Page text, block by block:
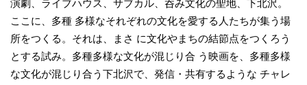
演劇、ライブハウス、サブカル、呑み文化の聖地、下北沢。
ここに、多種 多様なそれぞれの文化を愛する人たちが集う場
所をつくる。それは、まさ に文化やまちの結節点をつくろう
とする試み。多種多様な文化が混じり合 う映画を、多種多様
な文化が混じり合う下北沢で、発信・共有するような チャレ